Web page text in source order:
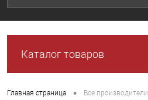
Каталог товаров
Главная страница • Все производители